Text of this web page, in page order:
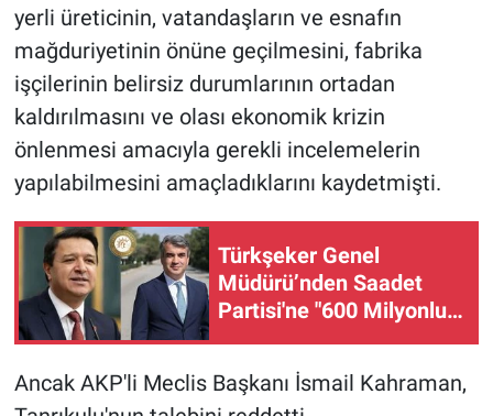
yerli üreticinin, vatandaşların ve esnafın
mağduriyetinin önüne geçilmesini, fabrika
işçilerinin belirsiz durumlarının ortadan
kaldırılmasını ve olası ekonomik krizin
önlenmesi amacıyla gerekli incelemelerin
yapılabilmesini amaçladıklarını kaydetmişti.
Türkşeker Genel
Müdürü’nden Saadet
Partisi'ne "600 Milyonluk
Şeker" ziyareti: "Zarar
değil, kar ettik"
Ancak AKP'li Meclis Başkanı İsmail Kahraman,